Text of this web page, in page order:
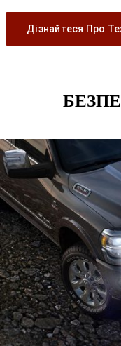
Дізнайтеся Про